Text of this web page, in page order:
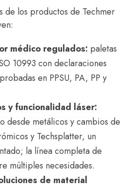
de los productos de Techmer
médico regulados: paletas
10993 con declaraciones
en PPSU, PA, PP y
y funcionalidad láser:
desde metálicos y cambios de
y Techsplatter, un
la línea completa de
múltiples necesidades.
de material